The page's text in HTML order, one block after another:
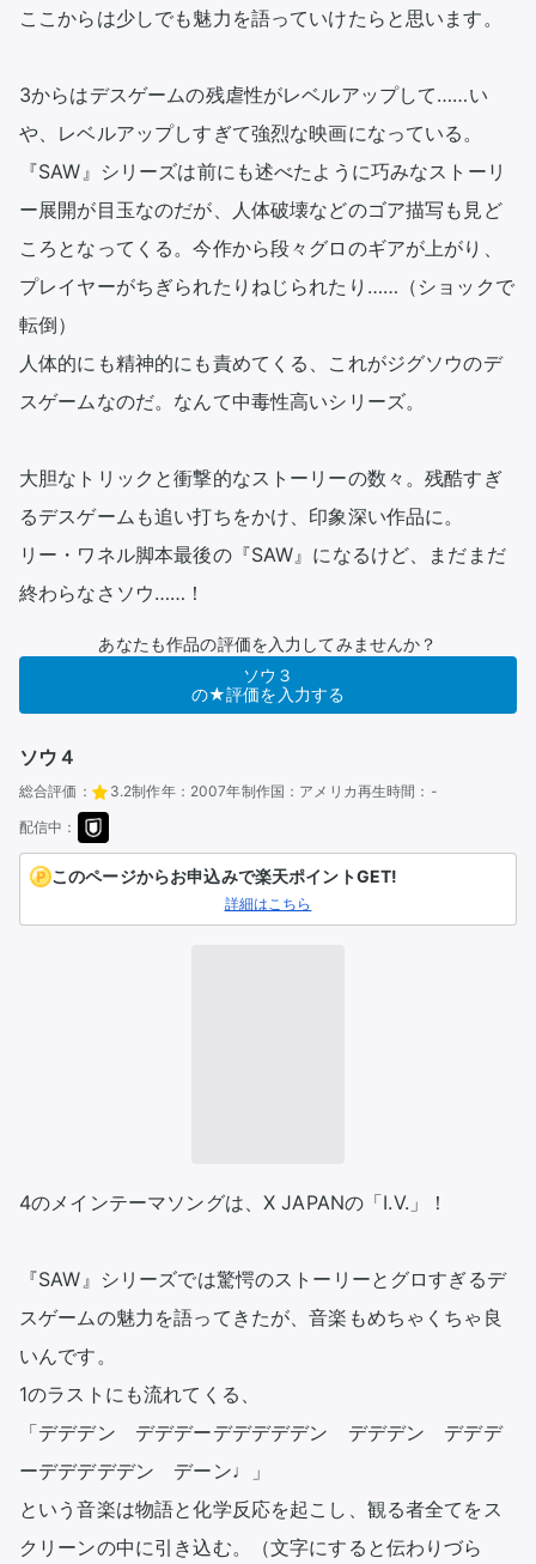
ここからは少しでも魅力を語っていけたらと思います。
3からはデスゲームの残虐性がレベルアップして……い
や、レベルアップしすぎて強烈な映画になっている。
『SAW』シリーズは前にも述べたように巧みなストーリ
ー展開が目玉なのだが、人体破壊などのゴア描写も見ど
ころとなってくる。今作から段々グロのギアが上がり、
プレイヤーがちぎられたりねじられたり……（ショックで
転倒）
人体的にも精神的にも責めてくる、これがジグソウのデ
スゲームなのだ。なんて中毒性高いシリーズ。
大胆なトリックと衝撃的なストーリーの数々。残酷すぎ
るデスゲームも追い打ちをかけ、印象深い作品に。
リー・ワネル脚本最後の『SAW』になるけど、まだまだ
終わらなさソウ……！
あなたも作品の評価を入力してみませんか？
ソウ３
の★評価を入力する
ソウ４
総合評価： 3.2制作年： 2007年制作国： アメリカ再生時間： -
配信中：
このページからお申込みで楽天ポイントGET!
詳細はこちら
4のメインテーマソングは、X JAPANの「I.V.」！
『SAW』シリーズでは驚愕のストーリーとグロすぎるデ
スゲームの魅力を語ってきたが、音楽もめちゃくちゃ良
いんです。
1のラストにも流れてくる、
「デデデン　デデデーデデデデデン　デデデン　デデデ
ーデデデデデン　デーン♩」
という音楽は物語と化学反応を起こし、観る者全てをス
クリーンの中に引き込む。（文字にすると伝わりづら